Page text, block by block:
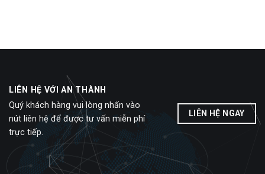
LIÊN HỆ VỚI AN THÀNH
Quý khách hàng vui lòng nhấn vào
nút liên hệ để được tư vấn miễn phí
trực tiếp.
LIÊN HỆ NGAY